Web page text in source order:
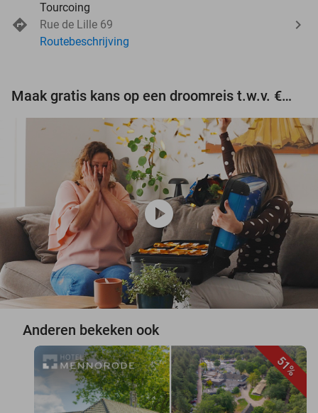
Tourcoing
Rue de Lille 69
Routebeschrijving
Maak gratis kans op een droomreis t.w.v. €3.000!
play_circle
Anderen bekeken ook
51%